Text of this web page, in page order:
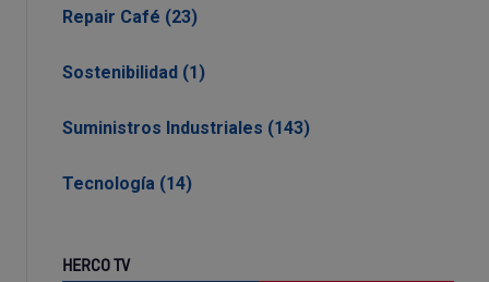
Repair Café (23)
Sostenibilidad (1)
Suministros Industriales (143)
Tecnología (14)
HERCO TV